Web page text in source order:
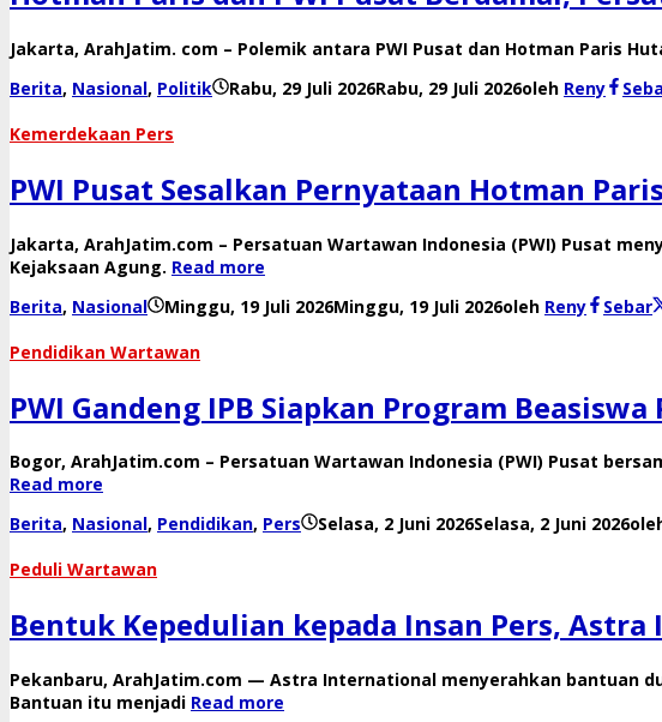
Jakarta, ArahJatim. com – Polemik antara PWI Pusat dan Hotman Paris
Berita, Nasional, Politik Rabu, 29 Juli 2026Rabu, 29 Juli 2026oleh Reny
Kemerdekaan Pers
PWI Pusat Sesalkan Pernyataan Hotman
Jakarta, ArahJatim.com – Persatuan Wartawan Indonesia (PWI) Pusat
Kejaksaan Agung. Read more
Berita, Nasional Minggu, 19 Juli 2026Minggu, 19 Juli 2026oleh Reny Sebar
Pendidikan Wartawan
PWI Gandeng IPB Siapkan Program
Bogor, ArahJatim.com – Persatuan Wartawan Indonesia (PWI) Pusat
Read more
Berita, Nasional, Pendidikan, Pers Selasa, 2 Juni 2026Selasa, 2 Juni 2026
Peduli Wartawan
Bentuk Kepedulian kepada Insan Pers,
Pekanbaru, ArahJatim.com — Astra International menyerahkan bantuan
Bantuan itu menjadi Read more